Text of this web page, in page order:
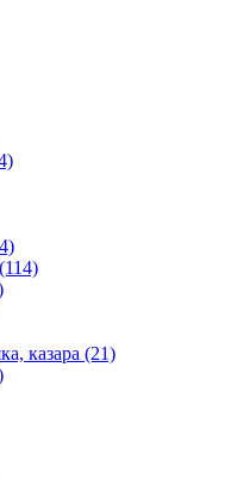
казара (21)